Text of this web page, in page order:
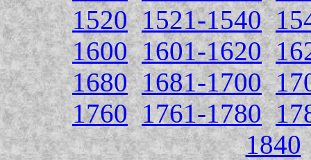
1520 1521-1540
1600 1601-1620
1680 1681-1700
1760 1761-1780
1840